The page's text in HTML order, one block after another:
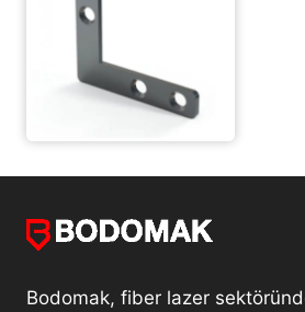
Bodomak, fiber lazer